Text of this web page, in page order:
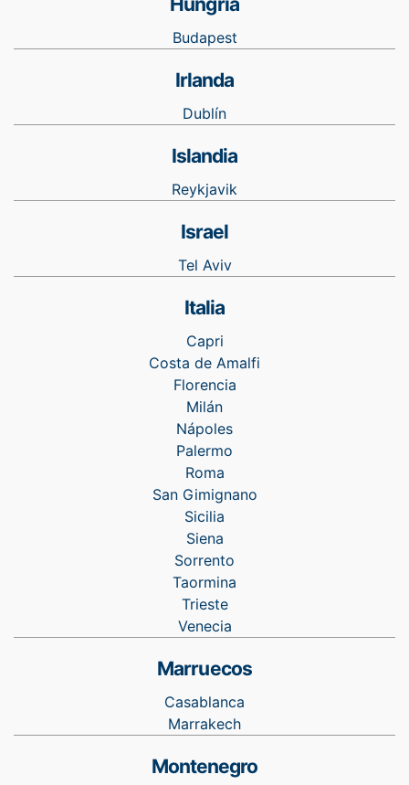
Budapest
Irlanda
Dublín
Islandia
Reykjavik
Israel
Tel Aviv
Italia
Capri
Costa de Amalfi
Florencia
Milán
Nápoles
Palermo
Roma
San Gimignano
Sicilia
Siena
Sorrento
Taormina
Trieste
Venecia
Marruecos
Casablanca
Marrakech
Montenegro